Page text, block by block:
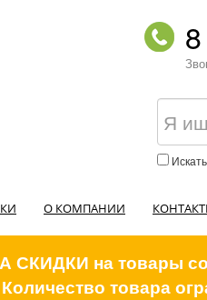
О КОМПАНИИ
СКИДКИ на товары
товара